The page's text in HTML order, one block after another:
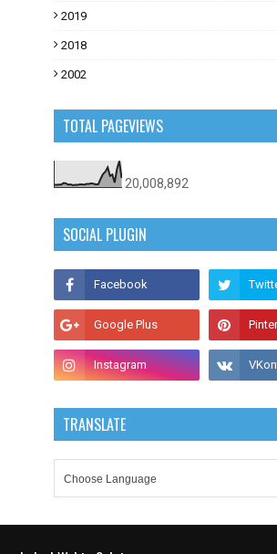
2019
2018
2002
TOTAL PAGEVIEWS
20,008,892
SOCIAL PLUGIN
TRANSLATE